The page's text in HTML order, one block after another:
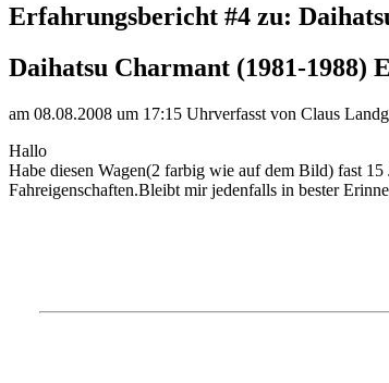
Erfahrungsbericht #4 zu:
Daihatsu Charmant (1981-1988)
am 08.08.2008 um 17:15 Uhrverfasst von Claus
Hallo
Habe diesen Wagen(2 farbig wie auf dem Bild) fast
Fahreigenschaften.Bleibt mir jedenfalls in bester